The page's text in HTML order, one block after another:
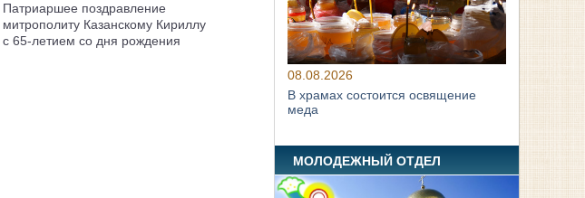
Патриаршее поздравление
митрополиту Казанскому Кириллу
с 65-летием со дня рождения
08.08.2026
В храмах состоится освящение
меда
МОЛОДЕЖНЫЙ ОТДЕЛ